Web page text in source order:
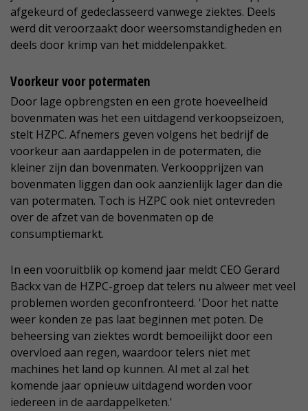
afgekeurd of gedeclasseerd vanwege ziektes. Deels
werd dit veroorzaakt door weersomstandigheden en
deels door krimp van het middelenpakket.
Voorkeur voor potermaten
Door lage opbrengsten en een grote hoeveelheid
bovenmaten was het een uitdagend verkoopseizoen,
stelt HZPC. Afnemers geven volgens het bedrijf de
voorkeur aan aardappelen in de potermaten, die
kleiner zijn dan bovenmaten. Verkoopprijzen van
bovenmaten liggen dan ook aanzienlijk lager dan die
van potermaten. Toch is HZPC ook niet ontevreden
over de afzet van de bovenmaten op de
consumptiemarkt.
In een vooruitblik op komend jaar meldt CEO Gerard
Backx van de HZPC-groep dat telers nu alweer met veel
problemen worden geconfronteerd. 'Door het natte
weer konden ze pas laat beginnen met poten. De
beheersing van ziektes wordt bemoeilijkt door een
overvloed aan regen, waardoor telers niet met
machines het land op kunnen. Al met al zal het
komende jaar opnieuw uitdagend worden voor
iedereen in de aardappelketen.'